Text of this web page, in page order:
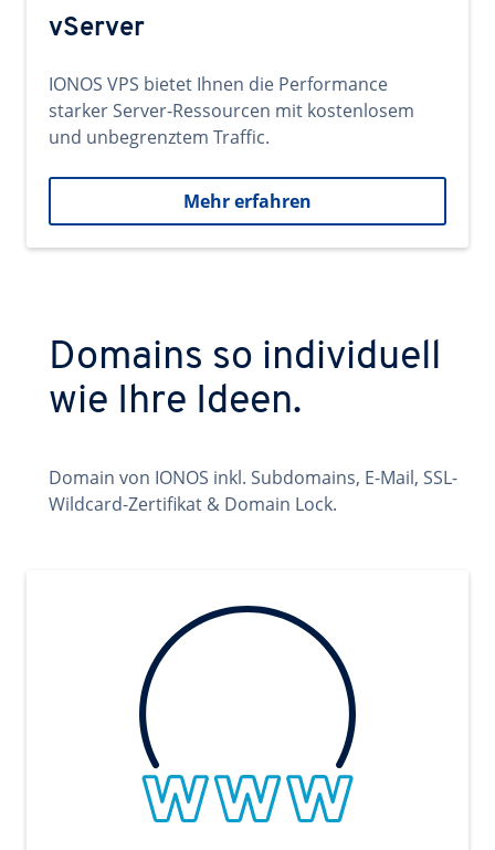
vServer
IONOS VPS bietet Ihnen die Performance
starker Server-Ressourcen mit kostenlosem
und unbegrenztem Traffic.
Mehr erfahren
Domains so individuell
wie Ihre Ideen.
Domain von IONOS inkl. Subdomains, E-Mail, SSL-
Wildcard-Zertifikat & Domain Lock.